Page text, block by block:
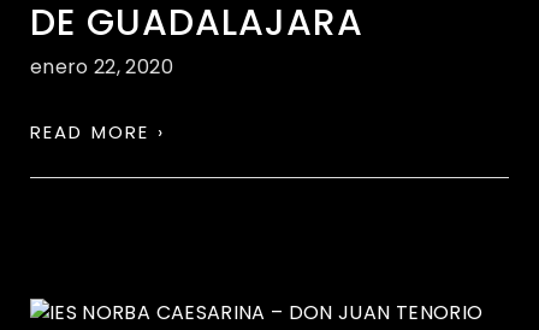
DE GUADALAJARA
enero 22, 2020
READ MORE ›